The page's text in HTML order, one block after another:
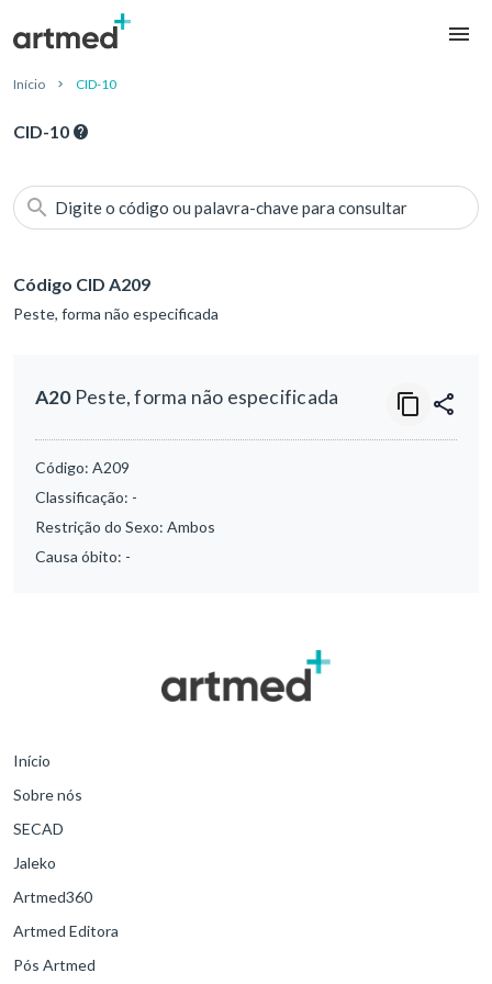
Início CID-10
CID-10
Digite o código ou palavra-chave para consultar
Código CID A209
Peste, forma não especificada
A20Peste, forma não especificada
Código: A209
Classificação: -
Restrição do Sexo: Ambos
Causa óbito: -
Início
Sobre nós
SECAD
Jaleko
Artmed360
Artmed Editora
Pós Artmed